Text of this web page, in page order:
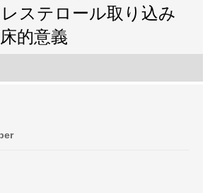
ステロール取り込み
的意義